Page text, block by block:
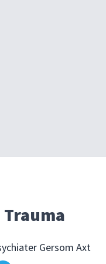
Gersom Axt